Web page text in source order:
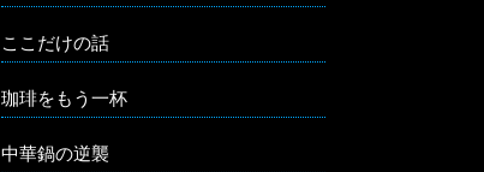
ここだけの話
珈琲をもう一杯
中華鍋の逆襲